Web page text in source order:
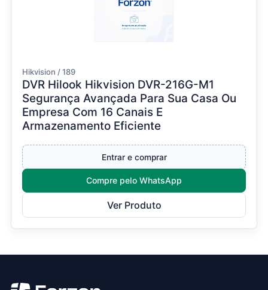
Hikvision / 189
DVR Hilook Hikvision DVR-216G-M1
Segurança Avançada Para Sua Casa Ou
Empresa Com 16 Canais E
Armazenamento Eficiente
Entrar e comprar
Compre pelo WhatsApp
Ver Produto